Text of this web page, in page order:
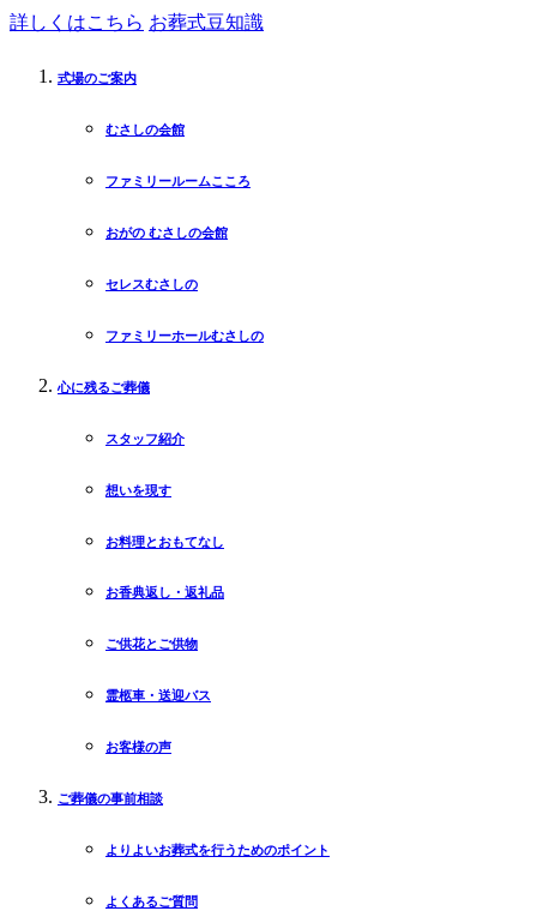
詳しくはこちら お葬式豆知識
式場のご案内
むさしの会館
ファミリールームこころ
おがの むさしの会館
セレスむさしの
ファミリーホールむさしの
心に残るご葬儀
スタッフ紹介
想いを現す
お料理とおもてなし
お香典返し・返礼品
ご供花とご供物
霊柩車・送迎バス
お客様の声
ご葬儀の事前相談
よりよいお葬式を行うためのポイント
よくあるご質問